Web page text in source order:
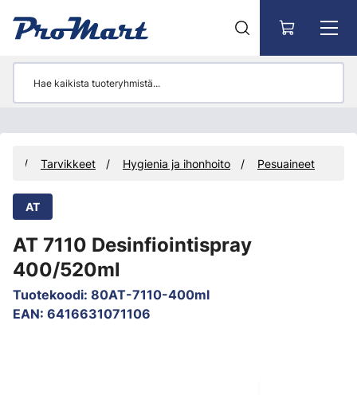
Tarvikkeet Hygienia ja ihonhoito Pesuaineet
AT
AT 7110 Desinfiointispray
400/520ml
Tuotekoodi: 80AT-7110-400ml
EAN: 6416631071106